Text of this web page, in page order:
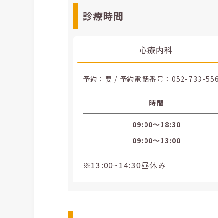
診療時間
心療内科
予約：要 / 予約電話番号： 052-733-
時間
09:00〜18:30
09:00〜13:00
※13:00~14:30昼休み